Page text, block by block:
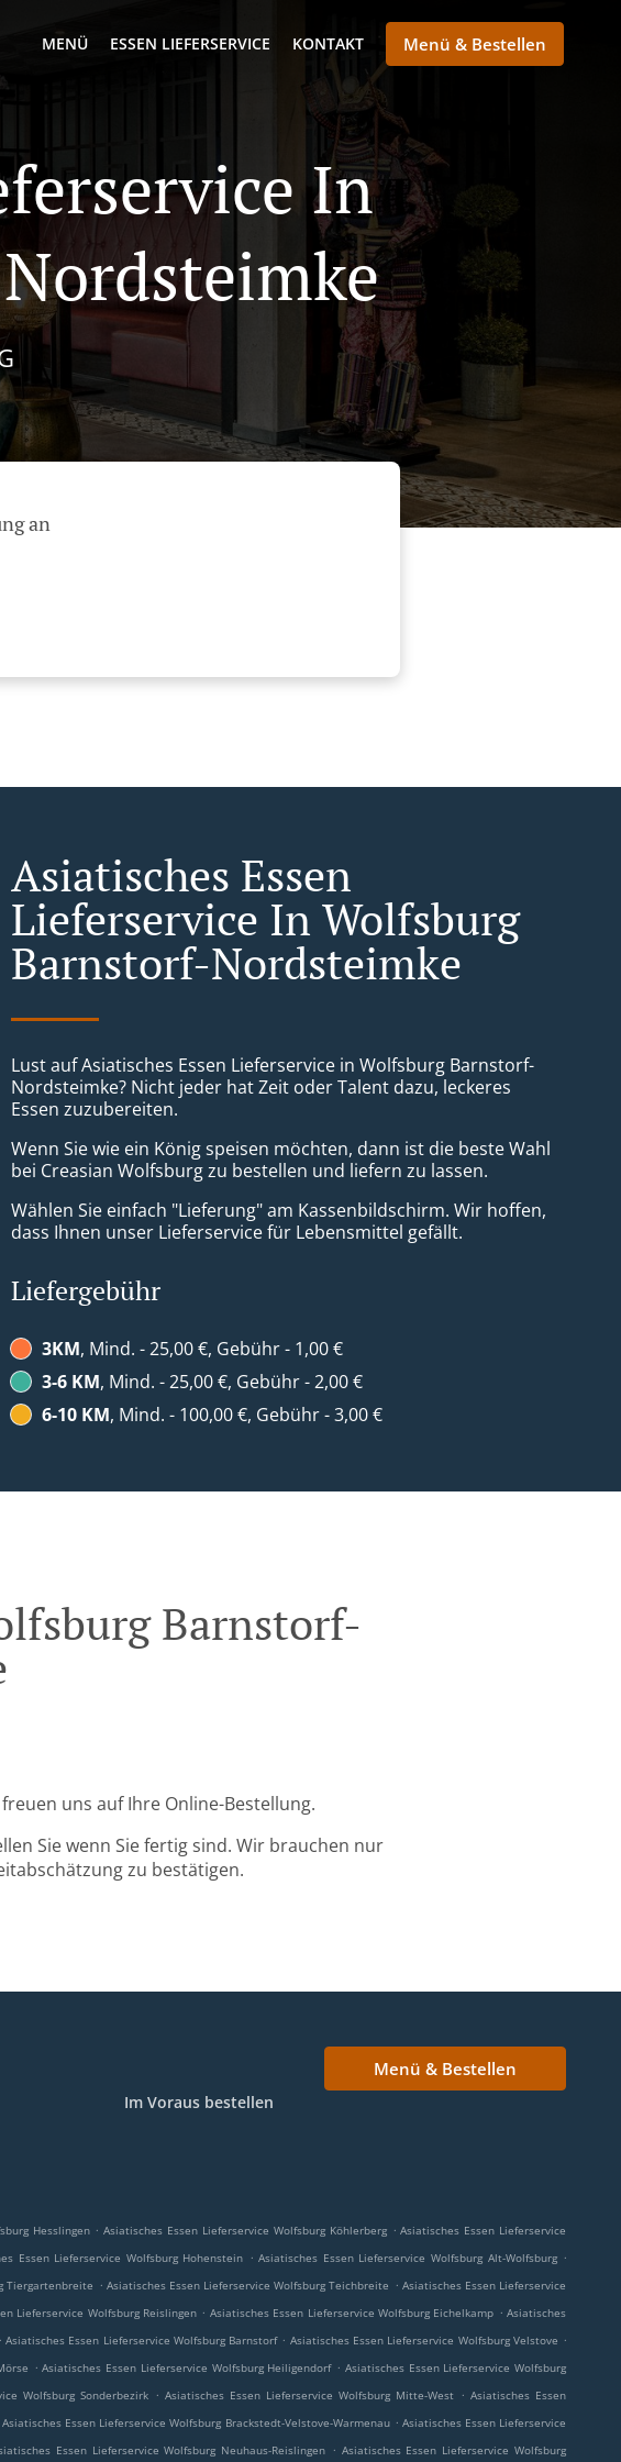
MENÜ ESSEN LIEFERSERVICE KONTAKT Menü & Bestellen
In
an
Asiatisches Essen
Lieferservice In Wolfsburg
Barnstorf-Nordsteimke
Lust auf Asiatisches Essen Lieferservice in Wolfsburg Barnstorf-
Nordsteimke? Nicht jeder hat Zeit oder Talent dazu, leckeres
Essen zuzubereiten.
Wenn Sie wie ein König speisen möchten, dann ist die beste Wahl
bei Creasian Wolfsburg zu bestellen und liefern zu lassen.
Wählen Sie einfach "Lieferung" am Kassenbildschirm. Wir hoffen,
dass Ihnen unser Lieferservice für Lebensmittel gefällt.
Liefergebühr
3KM, Mind. - 25,00 €, Gebühr - 1,00 €
3-6 KM, Mind. - 25,00 €, Gebühr - 2,00 €
6-10 KM, Mind. - 100,00 €, Gebühr - 3,00 €
Barnstorf-
uns auf Ihre Online-Bestellung.
Sie wenn Sie fertig sind. Wir brauchen nur
zu bestätigen.
Im Voraus bestellen
Menü & Bestellen
Hesslingen . Asiatisches Essen Lieferservice Wolfsburg Köhlerberg . Asiatisches Essen Lieferservice
Essen Lieferservice Wolfsburg Hohenstein . Asiatisches Essen Lieferservice Wolfsburg Alt-Wolfsburg .
Tiergartenbreite . Asiatisches Essen Lieferservice Wolfsburg Teichbreite . Asiatisches Essen Lieferservice
Lieferservice Wolfsburg Reislingen . Asiatisches Essen Lieferservice Wolfsburg Eichelkamp . Asiatisches
. Asiatisches Essen Lieferservice Wolfsburg Barnstorf . Asiatisches Essen Lieferservice Wolfsburg Velstove .
. Asiatisches Essen Lieferservice Wolfsburg Heiligendorf . Asiatisches Essen Lieferservice Wolfsburg
Wolfsburg Sonderbezirk . Asiatisches Essen Lieferservice Wolfsburg Mitte-West . Asiatisches Essen
Asiatisches Essen Lieferservice Wolfsburg Brackstedt-Velstove-Warmenau . Asiatisches Essen Lieferservice
Essen Lieferservice Wolfsburg Neuhaus-Reislingen . Asiatisches Essen Lieferservice Wolfsburg